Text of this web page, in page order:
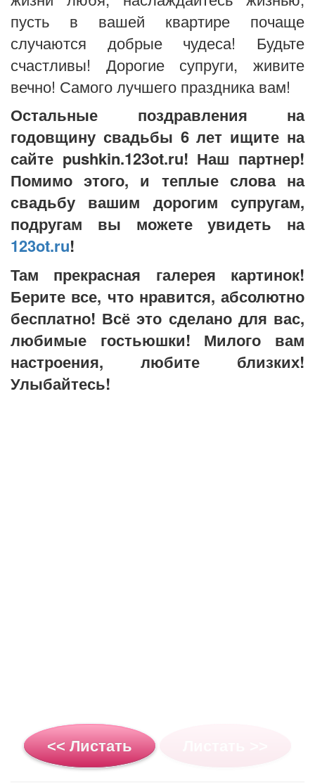
пусть в вашей квартире почаще
случаются добрые чудеса! Будьте
счастливы! Дорогие супруги, живите
вечно! Самого лучшего праздника вам!
Остальные поздравления на
годовщину свадьбы 6 лет ищите на
сайте pushkin.123ot.ru! Наш партнер!
Помимо этого, и теплые слова на
свадьбу вашим дорогим супругам,
подругам вы можете увидеть на
123ot.ru!
Там прекрасная галерея картинок!
Берите все, что нравится, абсолютно
бесплатно! Всё это сделано для вас,
любимые гостьюшки! Милого вам
настроения, любите близких!
Улыбайтесь!
<< Листать